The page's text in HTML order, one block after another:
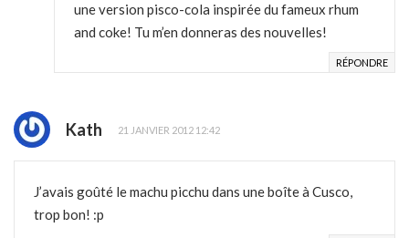
une version pisco-cola inspirée du fameux rhum
and coke! Tu m’en donneras des nouvelles!
RÉPONDRE
Kath 21 JANVIER 2012 12:42
J’avais goûté le machu picchu dans une boîte à Cusco,
trop bon! :p